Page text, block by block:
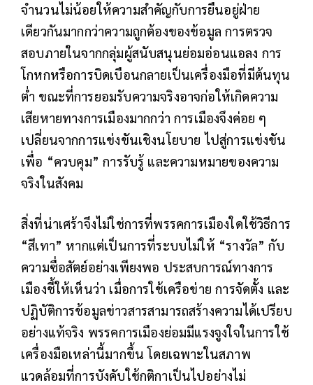
จำนวนไม่น้อยให้ความสำคัญกับการยืนอยู่ฝ่าย
เดียวกันมากกว่าความถูกต้องของข้อมูล การตรวจ
สอบภายในจากกลุ่มผู้สนับสนุนย่อมอ่อนแอลง การ
โกหกหรือการบิดเบือนกลายเป็นเครื่องมือที่มีต้นทุน
ต่ำ ขณะที่การยอมรับความจริงอาจก่อให้เกิดความ
เสียหายทางการเมืองมากกว่า การเมืองจึงค่อย ๆ
เปลี่ยนจากการแข่งขันเชิงนโยบาย ไปสู่การแข่งขัน
เพื่อ “ควบคุม” การรับรู้ และความหมายของความ
จริงในสังคม
สิ่งที่น่าเศร้าจึงไม่ใช่การที่พรรคการเมืองใดใช้วิธีการ
“สีเทา” หากแต่เป็นการที่ระบบไม่ให้ “รางวัล” กับ
ความซื่อสัตย์อย่างเพียงพอ ประสบการณ์ทางการ
เมืองชี้ให้เห็นว่า เมื่อการใช้เครือข่าย การจัดตั้ง และ
ปฏิบัติการข้อมูลข่าวสารสามารถสร้างความได้เปรียบ
อย่างแท้จริง พรรคการเมืองย่อมมีแรงจูงใจในการใช้
เครื่องมือเหล่านี้มากขึ้น โดยเฉพาะในสภาพ
แวดล้อมที่การบังคับใช้กติกาเป็นไปอย่างไม่